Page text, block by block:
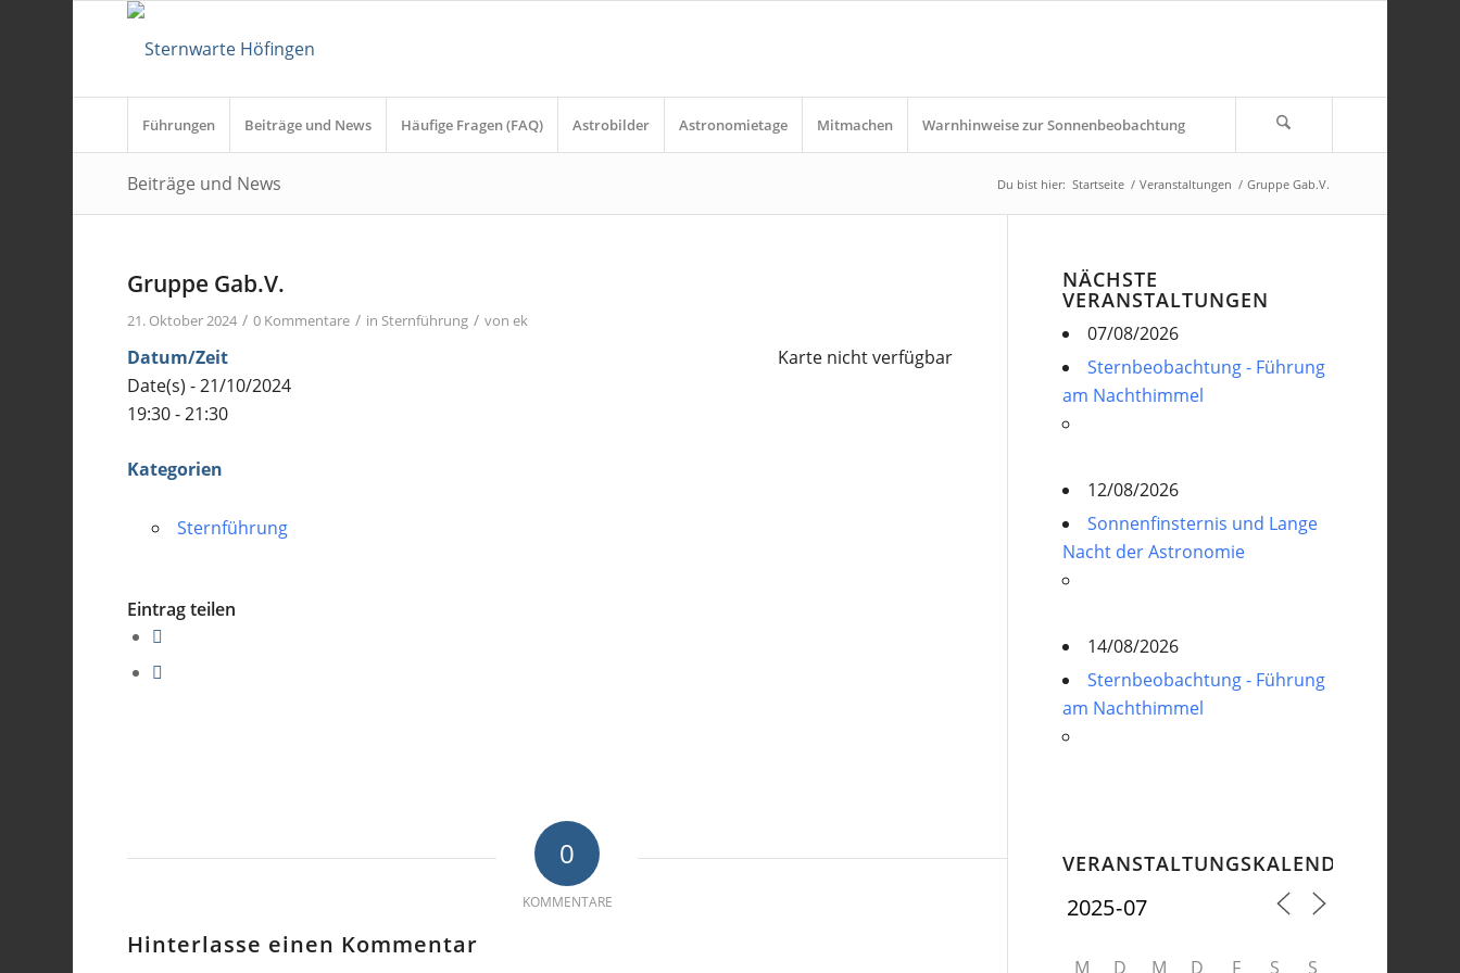
Führungen Beiträge und News Häufige Fragen (FAQ) Astrobilder Astronomietage Mitmachen Warnhinweise zur Sonnenbeobachtung
Beiträge und News Du bist hier: Startseite / Veranstaltungen / Gruppe Gab.V.
Gruppe Gab.V.
21. Oktober 2024 / 0 Kommentare / in Sternführung / vonek
Karte nicht verfügbar
Datum/Zeit
Date(s) - 21/10/2024
19:30 - 21:30
Kategorien
Sternführung
Eintrag teilen
0
KOMMENTARE
Hinterlasse einen Kommentar
NÄCHSTE
VERANSTALTUNGEN
07/08/2026
Sternbeobachtung - Führung
am Nachthimmel
12/08/2026
Sonnenfinsternis und Lange
Nacht der Astronomie
14/08/2026
Sternbeobachtung - Führung
am Nachthimmel
VERANSTALTUNGSKALENDER
M D M D F S S